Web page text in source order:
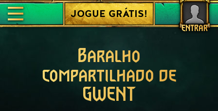
ENTRAR
JOGUE GRÁTIS!
Baralho
compartilhado de
GWENT